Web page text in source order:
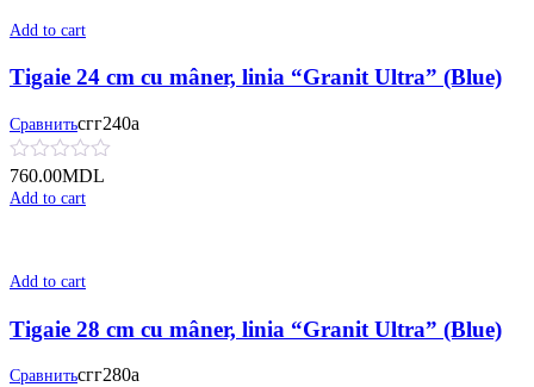
Add to cart
Tigaie 24 cm cu mâner, linia “Granit Ultra” (Blue)
Сравнитьсгг240а
760.00MDL
Add to cart
Add to cart
Tigaie 28 cm cu mâner, linia “Granit Ultra” (Blue)
Сравнитьсгг280а